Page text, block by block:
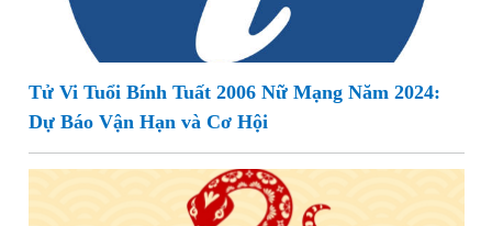
Tử Vi Tuổi Bính Tuất 2006 Nữ Mạng Năm 2024:
Dự Báo Vận Hạn và Cơ Hội